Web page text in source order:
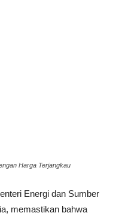
Harga Terjangkau
Energi dan Sumber
memastikan bahwa